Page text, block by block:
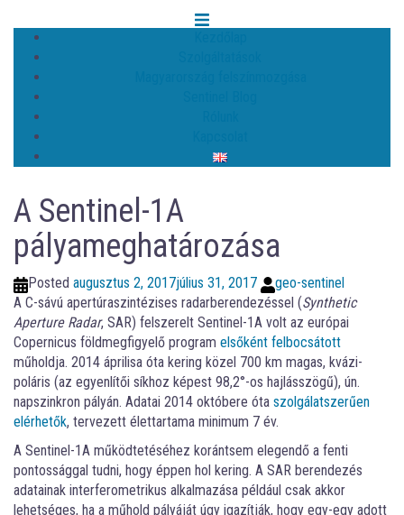
A Sentinel-1A
pályameghatározása
Posted augusztus 2, 2017július 31, 2017
geo-sentinel
A C-sávú apertúraszintézises radarberendezéssel (Synthetic
Aperture Radar, SAR) felszerelt Sentinel-1A volt az európai
Copernicus földmegfigyelő program elsőként felbocsátott
műholdja. 2014 áprilisa óta kering közel 700 km magas, kvázi-
poláris (az egyenlítői síkhoz képest 98,2°-os hajlásszögű), ún.
napszinkron pályán. Adatai 2014 októbere óta szolgálatszerűen
elérhetők, tervezett élettartama minimum 7 év.
A Sentinel-1A működtetéséhez korántsem elegendő a fenti
pontossággal tudni, hogy éppen hol kering. A SAR berendezés
adatainak interferometrikus alkalmazása például csak akkor
lehetséges, ha a műhold pályáját úgy igazítják, hogy egy-egy adott